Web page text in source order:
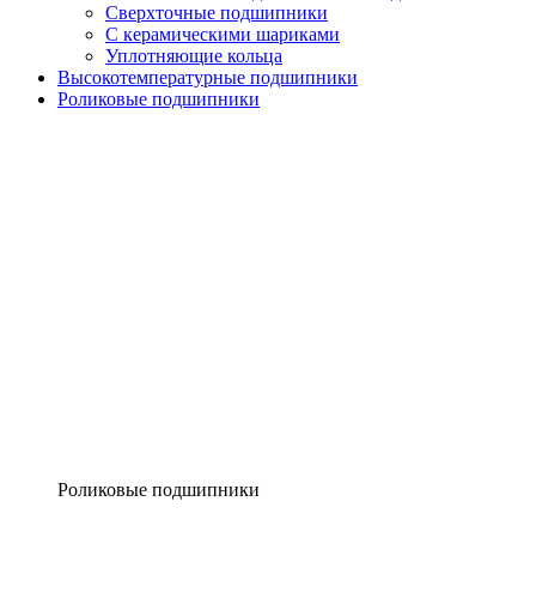
Сверхточные подшипники
С керамическими шариками
Уплотняющие кольца
Высокотемпературные подшипники
Роликовые подшипники
Роликовые подшипники